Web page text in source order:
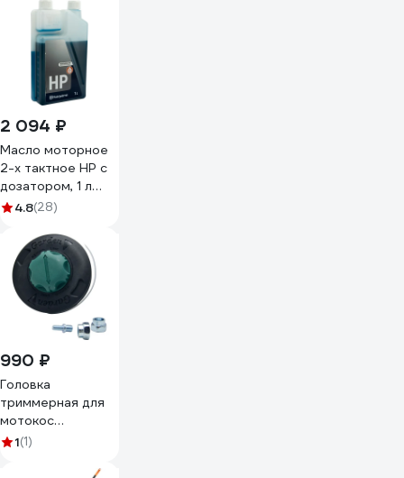
2 094 ₽
Масло моторное
2-х тактное HP с
дозатором, 1 л
Husqvarna
4.8(28)
990 ₽
Головка
триммерная для
мотокос
универсальная
1(1)